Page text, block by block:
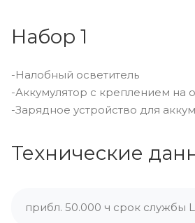
Набор 1
-Налобный осветитель
-Аккумулятор с креплением на
-Зарядное устройство для
Технические
прибл. 50.000 ч срок службы